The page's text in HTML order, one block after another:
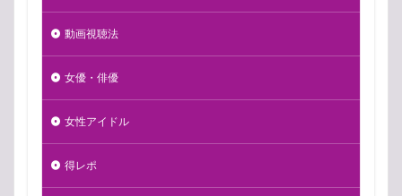
動画視聴法
女優・俳優
女性アイドル
得レポ